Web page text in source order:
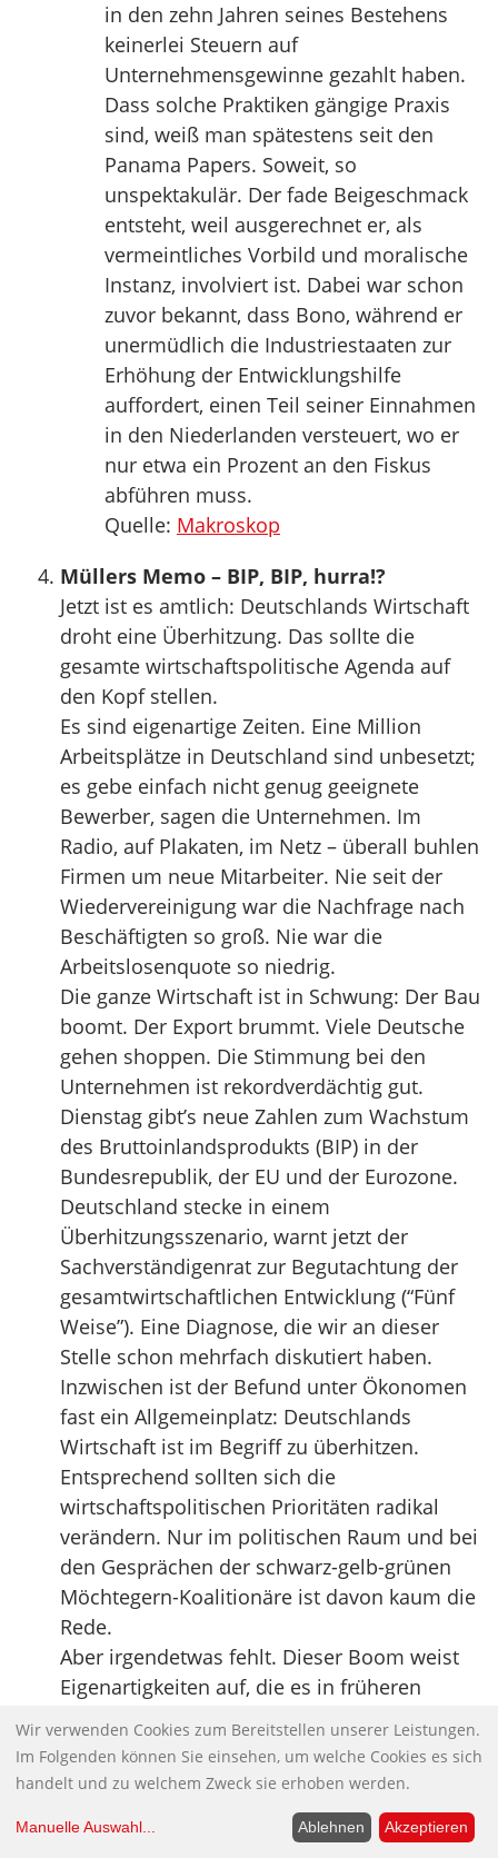
in den zehn Jahren seines Bestehens
keinerlei Steuern auf
Unternehmensgewinne gezahlt haben.
Dass solche Praktiken gängige Praxis
sind, weiß man spätestens seit den
Panama Papers. Soweit, so
unspektakulär. Der fade Beigeschmack
entsteht, weil ausgerechnet er, als
vermeintliches Vorbild und moralische
Instanz, involviert ist. Dabei war schon
zuvor bekannt, dass Bono, während er
unermüdlich die Industriestaaten zur
Erhöhung der Entwicklungshilfe
auffordert, einen Teil seiner Einnahmen
in den Niederlanden versteuert, wo er
nur etwa ein Prozent an den Fiskus
abführen muss.
Quelle: Makroskop
Müllers Memo – BIP, BIP, hurra!?
Jetzt ist es amtlich: Deutschlands Wirtschaft
droht eine Überhitzung. Das sollte die
gesamte wirtschaftspolitische Agenda auf
den Kopf stellen.
Es sind eigenartige Zeiten. Eine Million
Arbeitsplätze in Deutschland sind unbesetzt;
es gebe einfach nicht genug geeignete
Bewerber, sagen die Unternehmen. Im
Radio, auf Plakaten, im Netz – überall buhlen
Firmen um neue Mitarbeiter. Nie seit der
Wiedervereinigung war die Nachfrage nach
Beschäftigten so groß. Nie war die
Arbeitslosenquote so niedrig.
Die ganze Wirtschaft ist in Schwung: Der Bau
boomt. Der Export brummt. Viele Deutsche
gehen shoppen. Die Stimmung bei den
Unternehmen ist rekordverdächtig gut.
Dienstag gibt’s neue Zahlen zum Wachstum
des Bruttoinlandsprodukts (BIP) in der
Bundesrepublik, der EU und der Eurozone.
Deutschland stecke in einem
Überhitzungsszenario, warnt jetzt der
Sachverständigenrat zur Begutachtung der
gesamtwirtschaftlichen Entwicklung (“Fünf
Weise”). Eine Diagnose, die wir an dieser
Stelle schon mehrfach diskutiert haben.
Inzwischen ist der Befund unter Ökonomen
fast ein Allgemeinplatz: Deutschlands
Wirtschaft ist im Begriff zu überhitzen.
Entsprechend sollten sich die
wirtschaftspolitischen Prioritäten radikal
verändern. Nur im politischen Raum und bei
den Gesprächen der schwarz-gelb-grünen
Möchtegern-Koalitionäre ist davon kaum die
Rede.
Aber irgendetwas fehlt. Dieser Boom weist
Eigenartigkeiten auf, die es in früheren
Aufschwungphasen nicht gab. […]
Was also tun?
Erstens, alles vermeiden, was eine weitere
Überhitzung befördert. Also: jetzt keine
Steuersenkungen, keine groß angelegten
Wir verwenden Cookies zum Bereitstellen unserer Leistungen.
Im Folgenden können Sie einsehen, um welche Cookies es sich
handelt und zu welchem Zweck sie erhoben werden.
Manuelle Auswahl... Ablehnen Akzeptieren